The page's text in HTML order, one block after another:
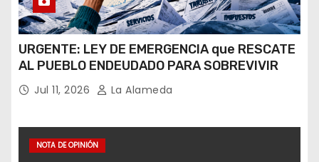
URGENTE: LEY DE EMERGENCIA que RESCATE
AL PUEBLO ENDEUDADO PARA SOBREVIVIR
Jul 11, 2026 La Alameda
NOTA DE OPINIÓN